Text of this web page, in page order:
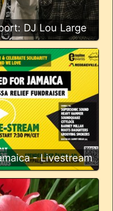
DJ Lou Large
- Livestream